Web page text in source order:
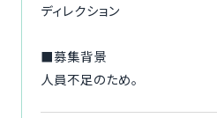
ディレクション
■募集背景
人員不足のため。